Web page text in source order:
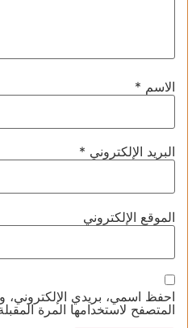
الاسم *
البريد الإلكتروني *
الموقع الإلكتروني
احفظ اسمي، بريدي الإلكتروني،
المتصفح لاستخدامها المرة